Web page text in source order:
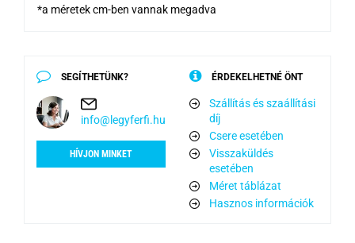
*a méretek cm-ben vannak megadva
SEGÍTHETÜNK?
info@legyferfi.hu
HÍVJON MINKET
ÉRDEKELHETNÉ ÖNT
Szállítás és szaállítási
díj
Csere esetében
Visszaküldés
esetében
Méret táblázat
Hasznos információk